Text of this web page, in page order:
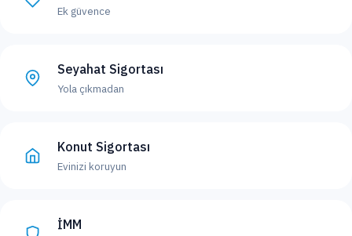
Ek güvence
Seyahat Sigortası
Yola çıkmadan
Konut Sigortası
Evinizi koruyun
İMM